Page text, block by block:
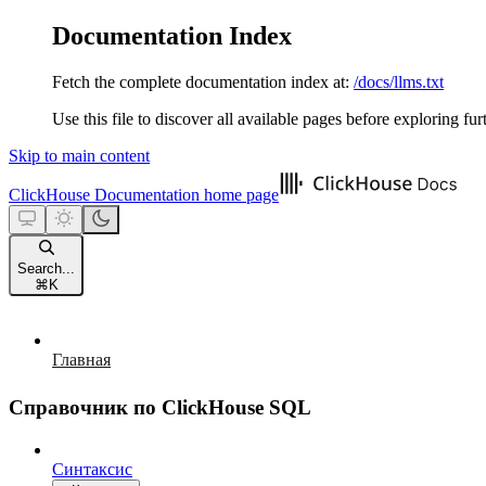
Documentation Index
Fetch the complete documentation index at: /docs/llms.txt
Use this file to discover all available pages before exploring
Skip to main content
ClickHouse Documentation home page
Search...
⌘ K
Главная
Справочник по ClickHouse SQL
Синтаксис